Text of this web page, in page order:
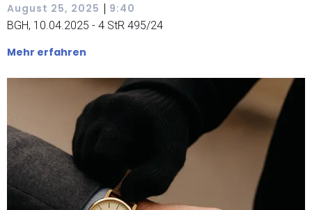
August 25, 2025 | 9:40
BGH, 10.04.2025 - 4 StR 495/24
Mehr erfahren